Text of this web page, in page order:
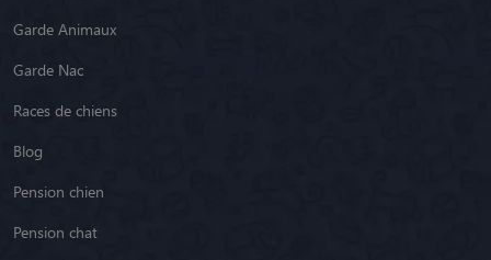
Garde Animaux
Garde Nac
Races de chiens
Blog
Pension chien
Pension chat